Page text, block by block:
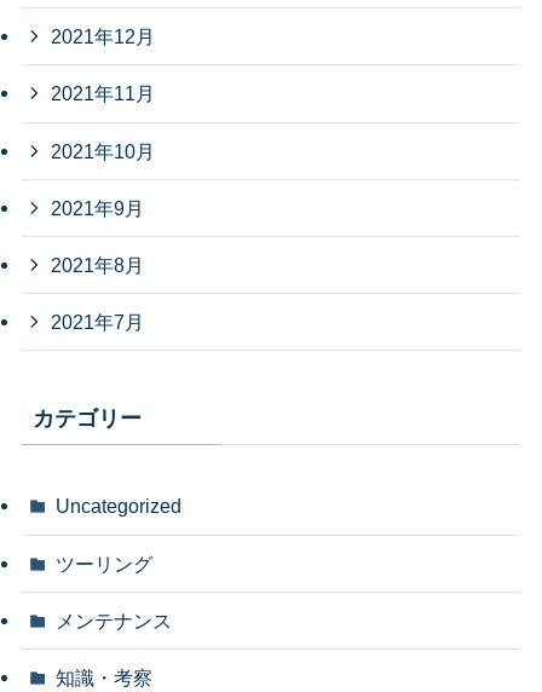
2021年12月
2021年11月
2021年10月
2021年9月
2021年8月
2021年7月
カテゴリー
Uncategorized
ツーリング
メンテナンス
知識・考察